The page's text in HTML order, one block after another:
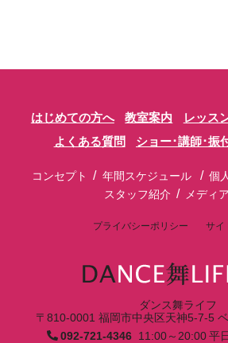
はじめての方へ 教室案内 レッス
よくある質問
ショー･講師･振
コンセプト / 年間スケジュール / 個
スタッフ紹介 / メディ
プライバシーポリシー サイ
ダンス舞ライフ
〒810-0001 福岡市中央区天神5-7-5
092-721-434611:00～20:00 平